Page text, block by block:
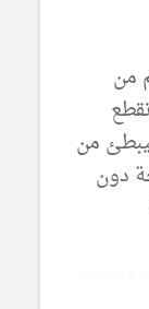
من
من
دون